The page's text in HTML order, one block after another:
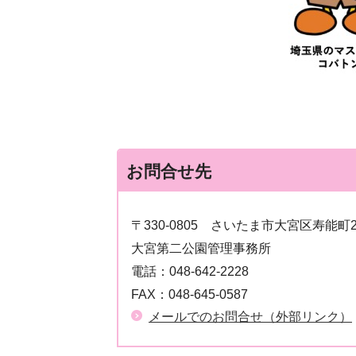
お問合せ先
〒330-0805
さいたま市大宮区寿能町
大宮第二公園管理事務所
電話： 048-642-2228
FAX： 048-645-0587
メールでのお問合せ（外部リンク）